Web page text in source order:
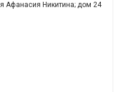
Афанасия Никитина; дом 24